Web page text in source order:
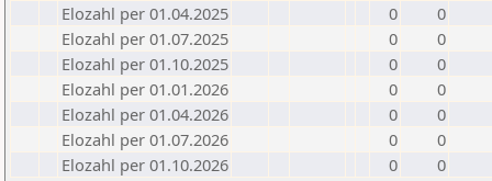
Elozahl per 01.04.2025
0
0
Elozahl per 01.07.2025
0
0
Elozahl per 01.10.2025
0
0
Elozahl per 01.01.2026
0
0
Elozahl per 01.04.2026
0
0
Elozahl per 01.07.2026
0
0
Elozahl per 01.10.2026
0 0